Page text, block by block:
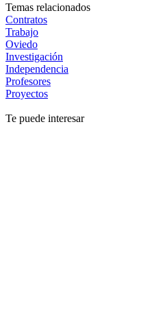
Temas relacionados
Contratos
Trabajo
Oviedo
Investigación
Independencia
Profesores
Proyectos
Te puede interesar